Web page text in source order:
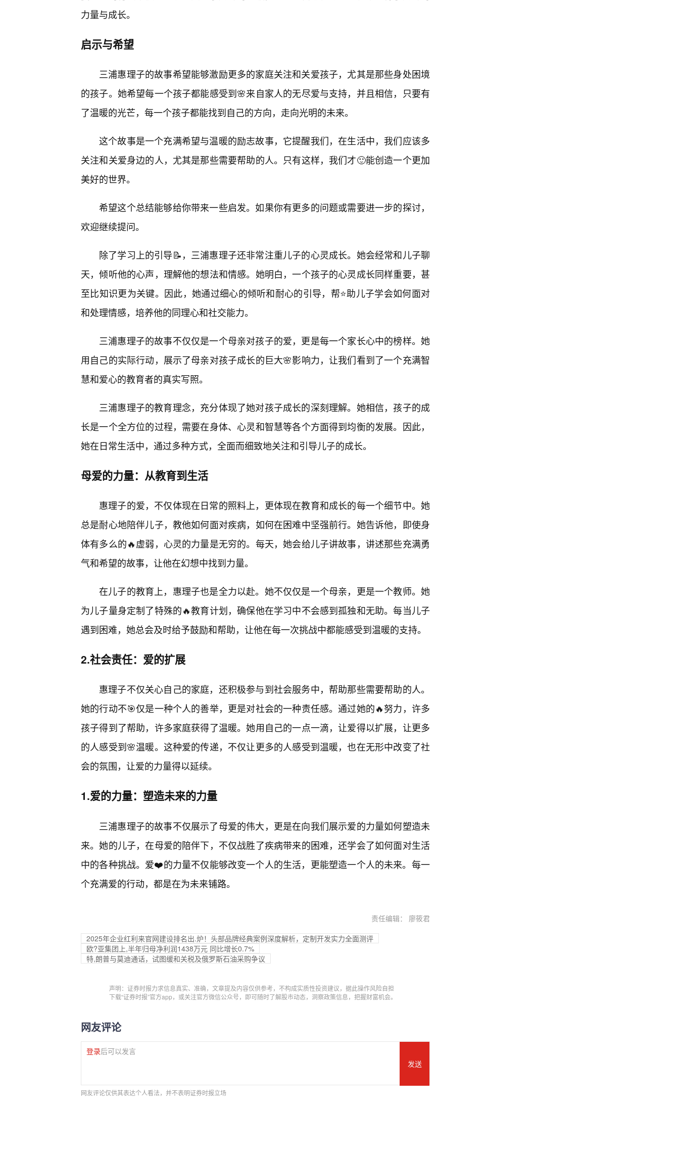
力量与成长。
启示与希望
三浦惠理子的故事希望能够激励更多的家庭关注和关爱孩子，尤其是那些身处困境
的孩子。她希望每一个孩子都能感受到🌸来自家人的无尽爱与支持，并且相信，只要有
了温暖的光芒，每一个孩子都能找到自己的方向，走向光明的未来。
这个故事是一个充满希望与温暖的励志故事，它提醒我们，在生活中，我们应该多
关注和关爱身边的人，尤其是那些需要帮助的人。只有这样，我们才🙂能创造一个更加
美好的世界。
希望这个总结能够给你带来一些启发。如果你有更多的问题或需要进一步的探讨，
欢迎继续提问。
除了学习上的引导📝，三浦惠理子还非常注重儿子的心灵成长。她会经常和儿子聊
天，倾听他的心声，理解他的想法和情感。她明白，一个孩子的心灵成长同样重要，甚
至比知识更为关键。因此，她通过细心的倾听和耐心的引导，帮⭐助儿子学会如何面对
和处理情感，培养他的同理心和社交能力。
三浦惠理子的故事不仅仅是一个母亲对孩子的爱，更是每一个家长心中的榜样。她
用自己的实际行动，展示了母亲对孩子成长的巨大🌸影响力，让我们看到了一个充满智
慧和爱心的教育者的真实写照。
三浦惠理子的教育理念，充分体现了她对孩子成长的深刻理解。她相信，孩子的成
长是一个全方位的过程，需要在身体、心灵和智慧等各个方面得到均衡的发展。因此，
她在日常生活中，通过多种方式，全面而细致地关注和引导儿子的成长。
母爱的力量：从教育到生活
惠理子的爱，不仅体现在日常的照料上，更体现在教育和成长的每一个细节中。她
总是耐心地陪伴儿子，教他如何面对疾病，如何在困难中坚强前行。她告诉他，即使身
体有多么的🔥虚弱，心灵的力量是无穷的。每天，她会给儿子讲故事，讲述那些充满勇
气和希望的故事，让他在幻想中找到力量。
在儿子的教育上，惠理子也是全力以赴。她不仅仅是一个母亲，更是一个教师。她
为儿子量身定制了特殊的🔥教育计划，确保他在学习中不会感到孤独和无助。每当儿子
遇到困难，她总会及时给予鼓励和帮助，让他在每一次挑战中都能感受到温暖的支持。
2.社会责任：爱的扩展
惠理子不仅关心自己的家庭，还积极参与到社会服务中，帮助那些需要帮助的人。
她的行动不🎯仅是一种个人的善举，更是对社会的一种责任感。通过她的🔥努力，许多
孩子得到了帮助，许多家庭获得了温暖。她用自己的一点一滴，让爱得以扩展，让更多
的人感受到🌸温暖。这种爱的传递，不仅让更多的人感受到温暖，也在无形中改变了社
会的氛围，让爱的力量得以延续。
1.爱的力量：塑造未来的力量
三浦惠理子的故事不仅展示了母爱的伟大，更是在向我们展示爱的力量如何塑造未
来。她的儿子，在母爱的陪伴下，不仅战胜了疾病带来的困难，还学会了如何面对生活
中的各种挑战。爱❤️的力量不仅能够改变一个人的生活，更能塑造一个人的未来。每一
个充满爱的行动，都是在为未来铺路。
责任编辑： 廖筱君
2025年企业红利来官网建设排名出.炉！头部品牌经典案例深度解析，定制开发实力全面测评
欧?亚集团上,半年归母净利润1438万元 同比增长0.7%
特,朗普与莫迪通话，试图缓和关税及俄罗斯石油采购争议
声明：证券时报力求信息真实、准确，文章提及内容仅供参考，不构成实质性投资建议，据此操作风险自担
下载“证券时报”官方app，或关注官方微信公众号，即可随时了解股市动态，洞察政策信息，把握财富机会。
网友评论
登录后可以发言
发送
网友评论仅供其表达个人看法，并不表明证券时报立场